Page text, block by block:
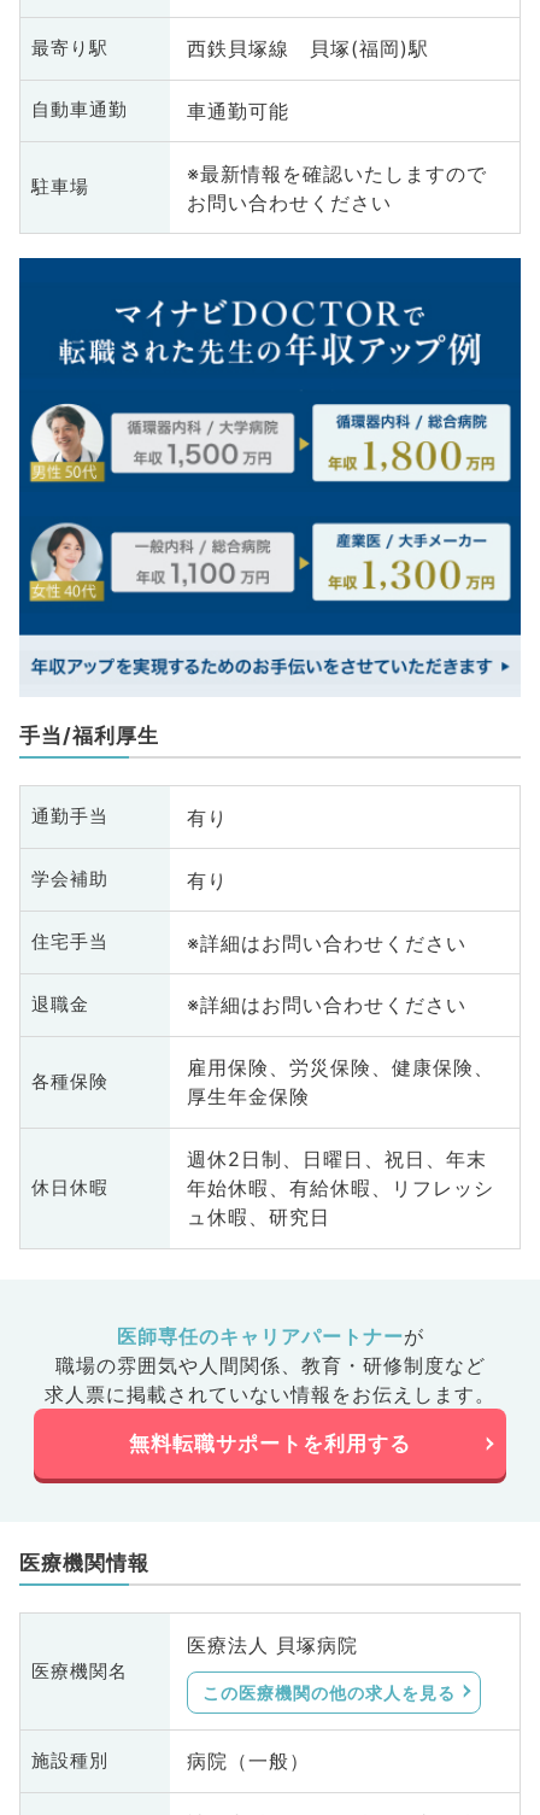
最寄り駅 西鉄貝塚線 貝塚(福岡)駅
自動車通勤 車通勤可能
駐車場
※最新情報を確認いたしますので
お問い合わせください
手当/福利厚生
通勤手当 有り
学会補助 有り
住宅手当 ※詳細はお問い合わせください
退職金 ※詳細はお問い合わせください
各種保険
雇用保険、労災保険、健康保険、
厚生年金保険
休日休暇
週休2日制、日曜日、祝日、年末
年始休暇、有給休暇、リフレッシ
ュ休暇、研究日
医師専任のキャリアパートナーが
職場の雰囲気や人間関係、 教育・研修制度など
求人票に掲載されていない情報をお伝えします。
無料転職サポートを利用する
医療機関情報
医療機関名
医療法人 貝塚病院
この医療機関の他の求人を見る
施設種別 病院（一般）